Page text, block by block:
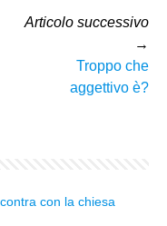
Articolo successivo
→
Troppo che
aggettivo è?
con la chiesa